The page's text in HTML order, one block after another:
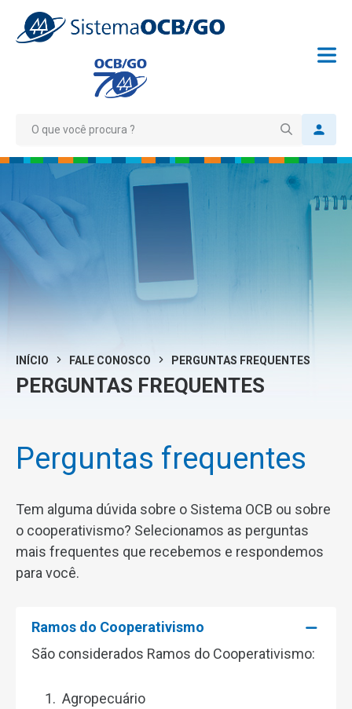
INÍCIO FALE CONOSCO PERGUNTAS FREQUENTES
PERGUNTAS FREQUENTES
Perguntas frequentes
Tem alguma dúvida sobre o Sistema OCB ou sobre
o cooperativismo? Selecionamos as perguntas
mais frequentes que recebemos e respondemos
para você.
Ramos do Cooperativismo
São considerados Ramos do Cooperativismo:
Agropecuário